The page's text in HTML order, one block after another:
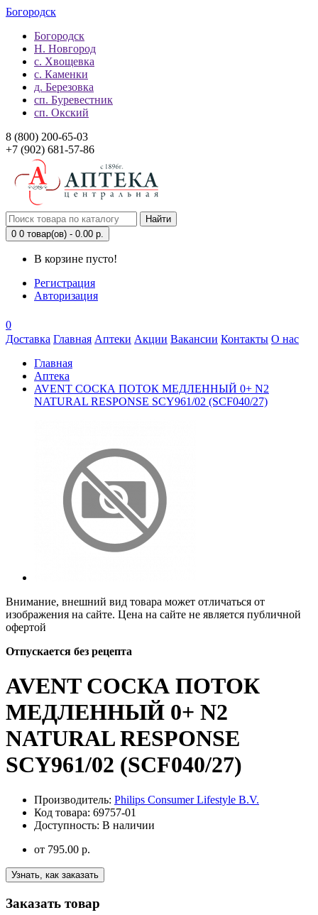
Богородск
Богородск
Н. Новгород
с. Хвощевка
с. Каменки
д. Березовка
сп. Буревестник
сп. Окский
8 (800) 200-65-03
+7 (902) 681-57-86
Найти
0 0 товар(ов) - 0.00 р.
В корзине пусто!
Регистрация
Авторизация
0
Доставка Главная Аптеки Акции Вакансии Контакты О нас
Главная
Аптека
AVENT СОСКА ПОТОК МЕДЛЕННЫЙ 0+ N2
NATURAL RESPONSE SCY961/02 (SCF040/27)
Внимание, внешний вид товара может отличаться от
изображения на сайте. Цена на сайте не является публичной
офертой
Отпускается без рецепта
AVENT СОСКА ПОТОК
МЕДЛЕННЫЙ 0+ N2
NATURAL RESPONSE
SCY961/02 (SCF040/27)
Производитель: Philips Consumer Lifestyle B.V.
Код товара: 69757-01
Доступность: В наличии
от 795.00 р.
Узнать, как заказать
Заказать товар